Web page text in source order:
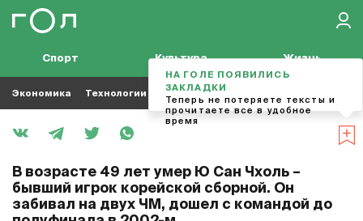
Спорт Культура Жизнь
Экономика Технологии Кино Футбол
В возрасте 49 лет умер Ю Сан Чхоль –
бывший игрок корейской сборной. Он
забивал на двух ЧМ, дошел с командой до
НА ГОЛЕ ПОЯВИЛИСЬ
ЗАКЛАДКИ
Теперь не потеряете тексты и
прочитаете все в удобное
время